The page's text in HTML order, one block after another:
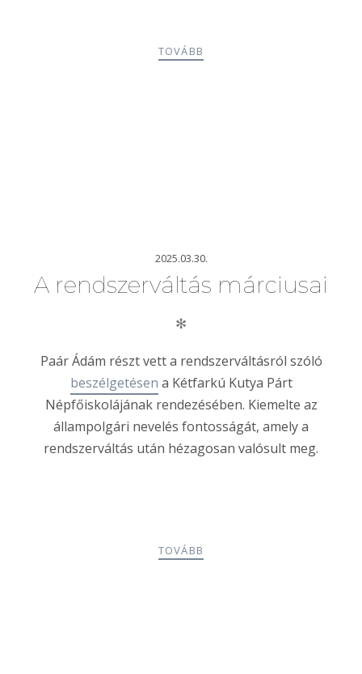
TOVÁBB
2025.03.30.
A rendszerváltás márciusai
✻
Paár Ádám részt vett a rendszerváltásról szóló
beszélgetésen a Kétfarkú Kutya Párt
Népfőiskolájának rendezésében. Kiemelte az
állampolgári nevelés fontosságát, amely a
rendszerváltás után hézagosan valósult meg.
TOVÁBB